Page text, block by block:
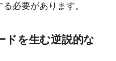
必要があります。
ドを生む逆説的な